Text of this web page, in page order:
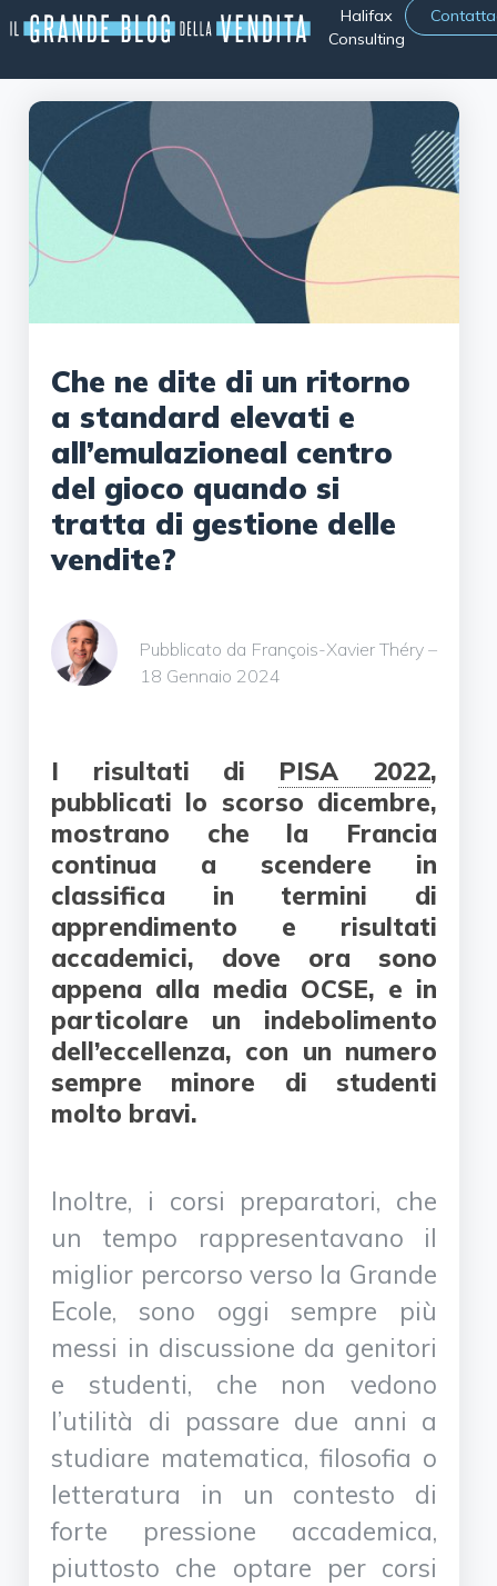
Halifax
Consulting
Che ne dite di un ritorno
a standard elevati e
all’emulazioneal centro
del gioco quando si
tratta di gestione delle
vendite?
Pubblicato da François-Xavier Théry –
18 Gennaio 2024
I risultati di PISA 2022,
pubblicati lo scorso dicembre,
mostrano che la Francia
continua a scendere in
classifica in termini di
apprendimento e risultati
accademici, dove ora sono
appena alla media OCSE, e in
particolare un indebolimento
dell’eccellenza, con un numero
sempre minore di studenti
molto bravi.
Inoltre, i corsi preparatori, che
un tempo rappresentavano il
miglior percorso verso la Grande
Ecole, sono oggi sempre più
messi in discussione da genitori
e studenti, che non vedono
l’utilità di passare due anni a
studiare matematica, filosofia o
letteratura in un contesto di
forte pressione accademica,
piuttosto che optare per corsi